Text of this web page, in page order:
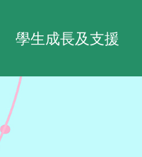
學生成長及支援